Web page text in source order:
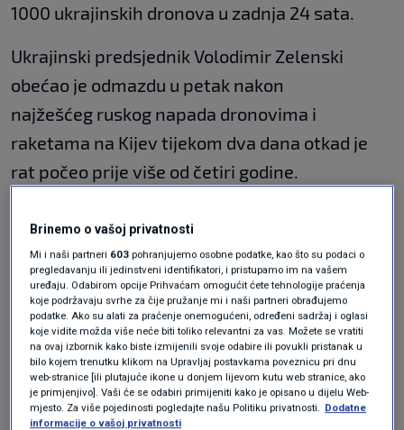
1000 ukrajinskih dronova u zadnja 24 sata.
Ukrajinski predsjednik Volodimir Zelenski
obećao je odmazdu u petak nakon
najžešćeg ruskog napada dronovima i
raketama na Kijev tijekom dva dana otkad je
rat počeo prije više od četiri godine.
video drona koji leti, stupove crnog dima te
vatrogasne ekipe kako pokušavaju ugasiti
plamen.
Zelenski je jedna od najvećih
prepreka za mir, kaže bivša
glasnogovornica ukrajinskog
predsjednika
SVIJET|17. svi.
Brinemo o vašoj privatnosti
Mi i naši partneri 603 pohranjujemo osobne podatke, kao što su podaci o
pregledavanju ili jedinstveni identifikatori, i pristupamo im na vašem
uređaju. Odabirom opcije Prihvaćam omogućit ćete tehnologije praćenja
koje podržavaju svrhe za čije pružanje mi i naši partneri obrađujemo
podatke. Ako su alati za praćenje onemogućeni, određeni sadržaj i oglasi
koje vidite možda više neće biti toliko relevantni za vas. Možete se vratiti
na ovaj izbornik kako biste izmijenili svoje odabire ili povukli pristanak u
bilo kojem trenutku klikom na Upravljaj postavkama poveznicu pri dnu
web-stranice [ili plutajuće ikone u donjem lijevom kutu web stranice, ako
je primjenjivo]. Vaši će se odabiri primijeniti kako je opisano u dijelu Web-
mjesto. Za više pojedinosti pogledajte našu Politiku privatnosti.
Dodatne
informacije o vašoj privatnosti